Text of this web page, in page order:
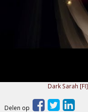
Dark Sarah [FI]
Delen op